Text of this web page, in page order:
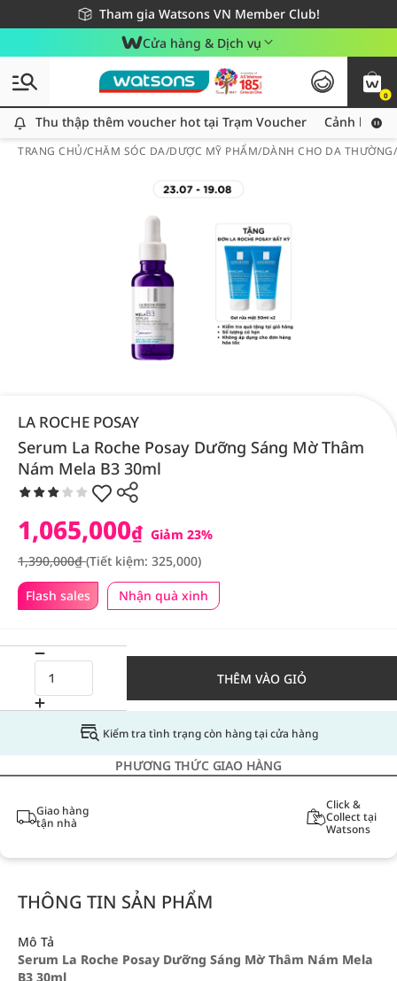
Tham gia Watsons VN Member Club!
Miễn phí giao hàng cho đơn hàng từ 249,000Đ
Giao hàng nhanh 24h - Áp dụng khu vực TP. Hồ Chí Minh
Cửa hàng & Dịch vụ
0
Thu thập thêm voucher hot tại Trạm Voucher
Thu thập thêm voucher hot tại Trạm Voucher Cảnh báo
TRANG CHỦ/CHĂM SÓC DA/DƯỢC MỸ PHẨM/DÀNH CHO DA
LA ROCHE POSAY
Serum La Roche Posay Dưỡng Sáng Mờ Thâm
Nám Mela B3 30ml
Flash sales Nhận quà xinh
1,065,000₫ Giảm 23%
1,390,000₫(Tiết kiệm: 325,000)
THÊM VÀO GIỎ
Kiểm tra tình trạng còn hàng tại cửa hàng
PHƯƠNG THỨC GIAO HÀNG
Giao hàng
tận nhà
Click &
Collect tại
Watsons
THÔNG TIN SẢN PHẨM
Mô Tả
Serum La Roche Posay Dưỡng Sáng Mờ Thâm Nám Mela
B3 30ml